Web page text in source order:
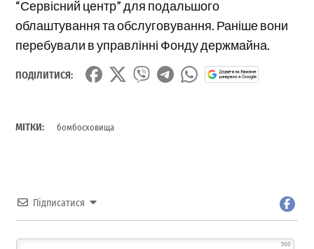
“Сервісний центр” для подальшого
облаштування та обслуговування. Раніше вони
перебували в управлінні Фонду держмайна.
ПОДІЛИТИСЯ:
МІТКИ: бомбосховища
Підписатися
500